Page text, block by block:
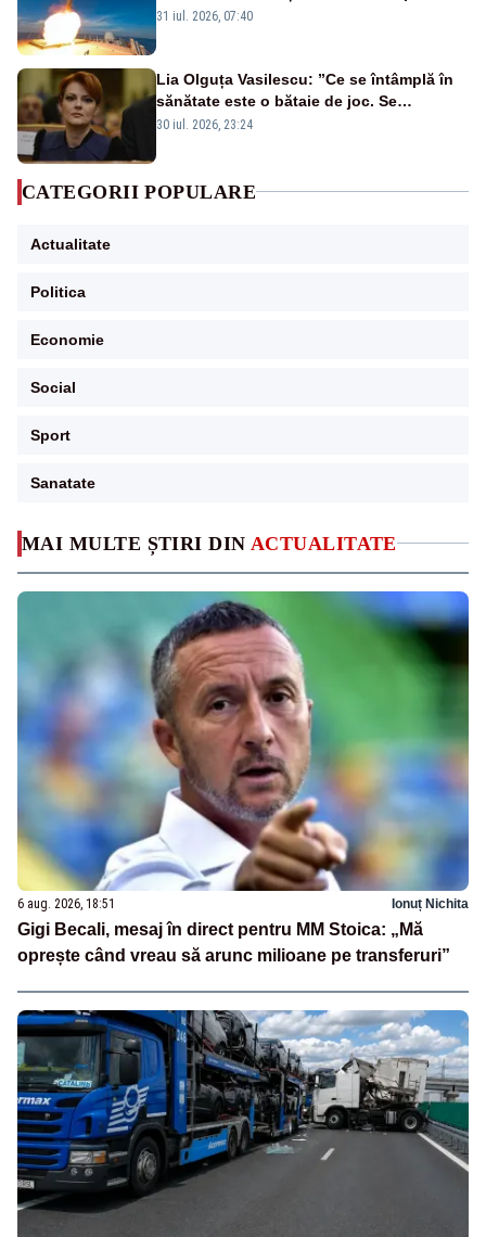
MAI MULTE ȘTIRI DIN ACTUALITATE
6 aug. 2026, 18:51 Ionuț Nichita
Gigi Becali, mesaj în direct pentru MM Stoica: „Mă
oprește când vreau să arunc milioane pe transferuri”
americană, distrusă de o rachetă
31 iul. 2026, 07:40
Lia Olguța Vasilescu: ”Ce se întâmplă în
sănătate este o bătaie de joc. Se
guvernează extraordinar de prost”
30 iul. 2026, 23:24
CATEGORII POPULARE
Actualitate
Politica
Economie
Social
Sport
Sanatate